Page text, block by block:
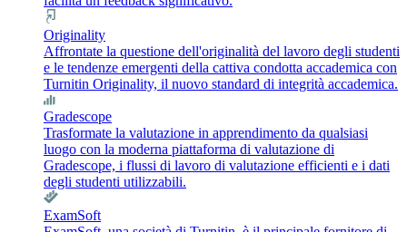
Originality
Affrontate la questione dell'originalità del lavoro degli studenti
e le tendenze emergenti della cattiva condotta accademica con
Turnitin Originality, il nuovo standard di integrità accademica.
Gradescope
Trasformate la valutazione in apprendimento da qualsiasi
luogo con la moderna piattaforma di valutazione di
Gradescope, i flussi di lavoro di valutazione efficienti e i dati
degli studenti utilizzabili.
ExamSoft